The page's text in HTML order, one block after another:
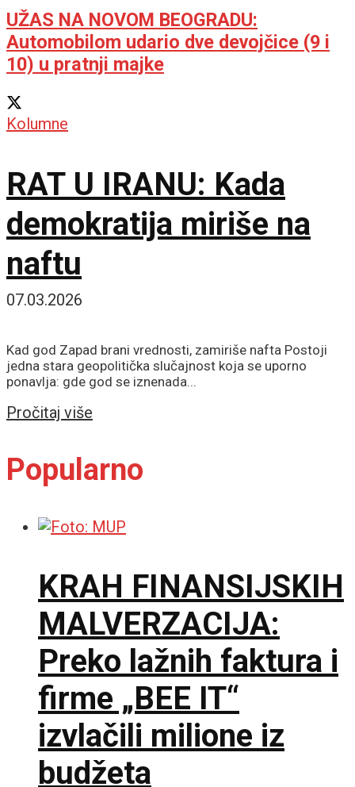
UŽAS NA NOVOM BEOGRADU:
Automobilom udario dve devojčice (9 i
10) u pratnji majke
Kolumne
RAT U IRANU: Kada
demokratija miriše na
naftu
07.03.2026
Kad god Zapad brani vrednosti, zamiriše nafta Postoji
jedna stara geopolitička slučajnost koja se uporno
ponavlja: gde god se iznenada...
Pročitaj više
Popularno
KRAH FINANSIJSKIH
MALVERZACIJA:
Preko lažnih faktura i
firme „BEE IT“
izvlačili milione iz
budžeta